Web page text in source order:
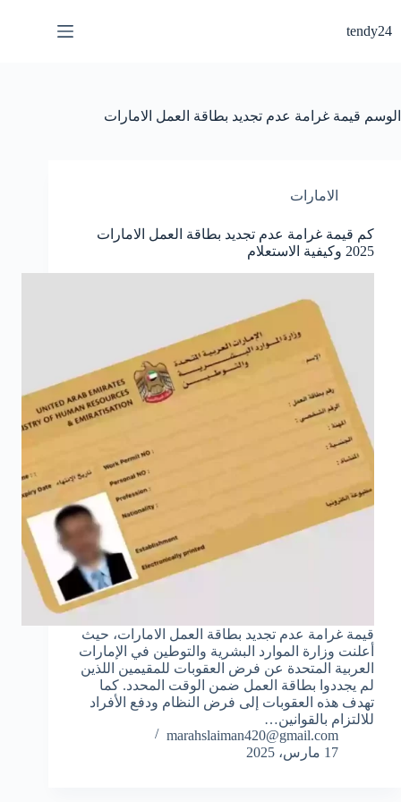
إلى
المحتوى
tendy24
الوسم قيمة غرامة عدم تجديد بطاقة العمل الامارات
الامارات
كم قيمة غرامة عدم تجديد بطاقة العمل الامارات
2025 وكيفية الاستعلام
قيمة غرامة عدم تجديد بطاقة العمل الامارات، حيث
أعلنت وزارة الموارد البشرية والتوطين في الإمارات
العربية المتحدة عن فرض العقوبات للمقيمين اللذين
لم يجددوا بطاقة العمل ضمن الوقت المحدد. كما
تهدف هذه العقوبات إلى فرض النظام ودفع الأفراد
للالتزام بالقوانين…
marahslaiman420@gmail.com
17 مارس، 2025